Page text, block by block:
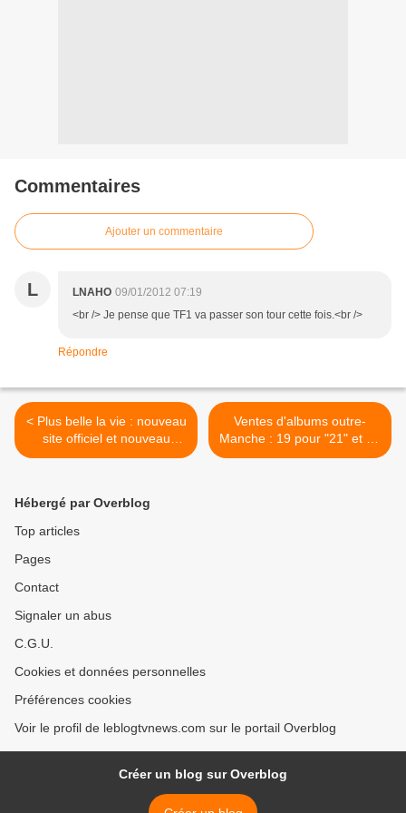
Commentaires
Ajouter un commentaire
L LNAHO 09/01/2012 07:19
<br /> Je pense que TF1 va passer son tour cette fois.<br />
Répondre
< Plus belle la vie : nouveau
site officiel et nouveau
générique.
Ventes d'albums outre-
Manche : 19 pour "21" et un
record historique ! >
Hébergé par Overblog
Top articles
Pages
Contact
Signaler un abus
C.G.U.
Cookies et données personnelles
Préférences cookies
Voir le profil de leblogtvnews.com sur le portail Overblog
Créer un blog sur Overblog